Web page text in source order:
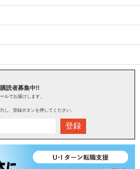
読者募集中!!
ルでお届けします。
し、登録ボタンを押してください。
登録